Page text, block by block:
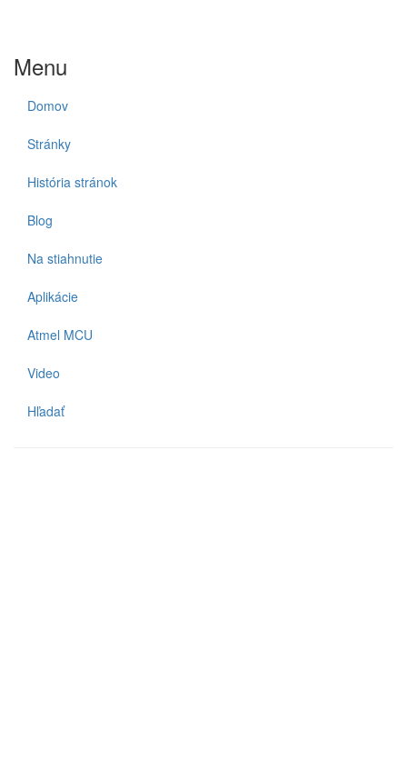
Menu
Domov
Stránky
História stránok
Blog
Na stiahnutie
Aplikácie
Atmel MCU
Video
Hľadať